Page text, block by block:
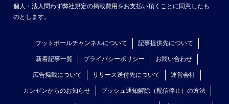
個人・法人問わず弊社規定の掲載費用をお支払い頂くことに同意したも
のとします。
フットボールチャンネルについて 記事提供先について
新着記事一覧 プライバシーポリシー お問い合わせ
広告掲載について リリース送付先について 運営会社
カンゼンからのお知らせ プッシュ通知解除（配信停止）の方法